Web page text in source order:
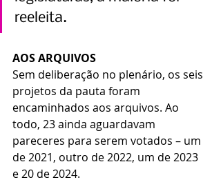
reeleita.
AOS ARQUIVOS
Sem deliberação no plenário, os seis
projetos da pauta foram
encaminhados aos arquivos. Ao
todo, 23 ainda aguardavam
pareceres para serem votados – um
de 2021, outro de 2022, um de 2023
e 20 de 2024.